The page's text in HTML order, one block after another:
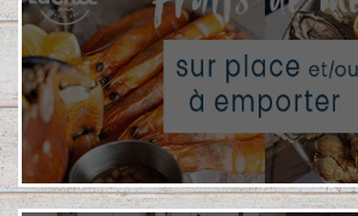
Menus
Les p’tits mousses
Vente à emporter
NOS RESTAURANTS
Trouver votre restaurant